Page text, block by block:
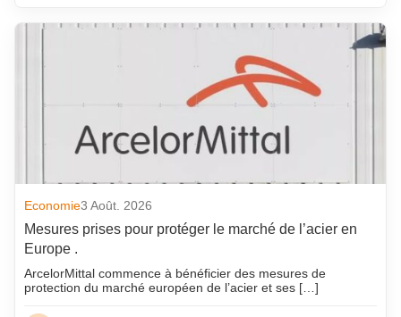
Economie3 Août. 2026
Mesures prises pour protéger le marché de l’acier en
Europe .
ArcelorMittal commence à bénéficier des mesures de
protection du marché européen de l’acier et ses […]